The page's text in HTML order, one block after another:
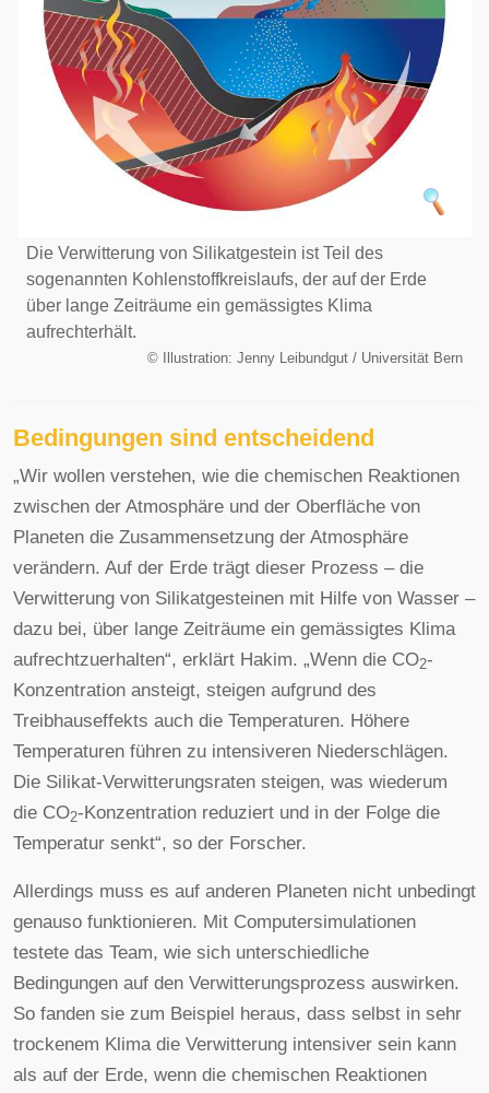
Die Verwitterung von Silikatgestein ist Teil des
sogenannten Kohlenstoffkreislaufs, der auf der Erde
über lange Zeiträume ein gemässigtes Klima
aufrechterhält.
© Illustration: Jenny Leibundgut / Universität Bern
Bedingungen sind entscheidend
„Wir wollen verstehen, wie die chemischen Reaktionen
zwischen der Atmosphäre und der Oberfläche von
Planeten die Zusammensetzung der Atmosphäre
verändern. Auf der Erde trägt dieser Prozess – die
Verwitterung von Silikatgesteinen mit Hilfe von Wasser –
dazu bei, über lange Zeiträume ein gemässigtes Klima
aufrechtzuerhalten“, erklärt Hakim. „Wenn die CO2-
Konzentration ansteigt, steigen aufgrund des
Treibhauseffekts auch die Temperaturen. Höhere
Temperaturen führen zu intensiveren Niederschlägen.
Die Silikat-Verwitterungsraten steigen, was wiederum
die CO2-Konzentration reduziert und in der Folge die
Temperatur senkt“, so der Forscher.
Allerdings muss es auf anderen Planeten nicht unbedingt
genauso funktionieren. Mit Computersimulationen
testete das Team, wie sich unterschiedliche
Bedingungen auf den Verwitterungsprozess auswirken.
So fanden sie zum Beispiel heraus, dass selbst in sehr
trockenem Klima die Verwitterung intensiver sein kann
als auf der Erde, wenn die chemischen Reaktionen